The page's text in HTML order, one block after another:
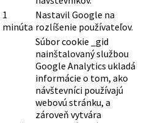
1
minúta
Nastavil Google na
rozlíšenie používateľov.
Súbor cookie _gid
nainštalovaný službou
Google Analytics ukladá
informácie o tom, ako
návštevníci používajú
webovú stránku, a
zároveň vytvára